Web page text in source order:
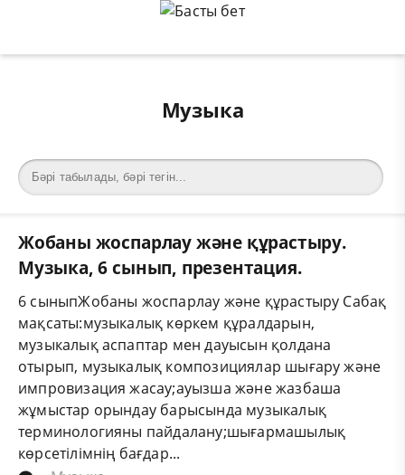
Музыка
Жобаны жоспарлау және құрастыру.
Музыка, 6 сынып, презентация.
6 сыныпЖобаны жоспарлау және құрастыру Сабақ
мақсаты:музыкалық көркем құралдарын,
музыкалық аспаптар мен дауысын қолдана
отырып, музыкалық композициялар шығару және
импровизация жасау;ауызша және жазбаша
жұмыстар орындау барысында музыкалық
терминологияны пайдалану;шығармашылық
көрсетілімнің бағдар...